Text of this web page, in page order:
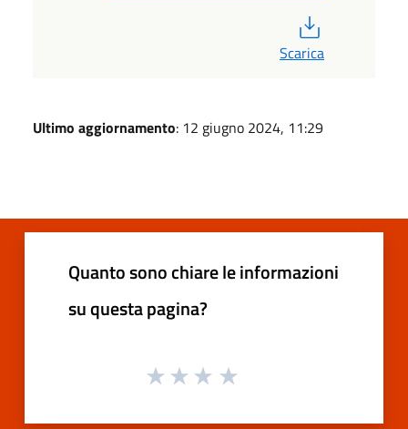
Scarica
Ultimo aggiornamento: 12 giugno 2024, 11:29
Quanto sono chiare le informazioni
su questa pagina?